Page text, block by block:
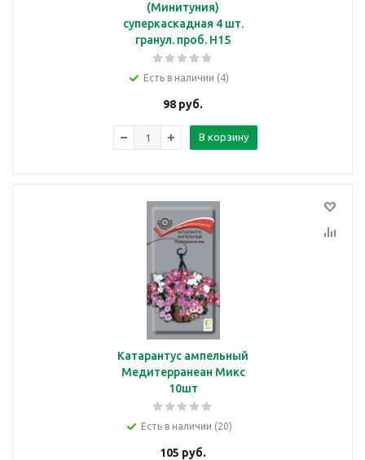
(Минитуния)
суперкаскадная 4 шт.
гранул. проб. Н15
Есть в наличии (4)
98 руб.
В корзину
Катарантус ампельный
Медитерранеан Микс
10шт
Есть в наличии (20)
105 руб.